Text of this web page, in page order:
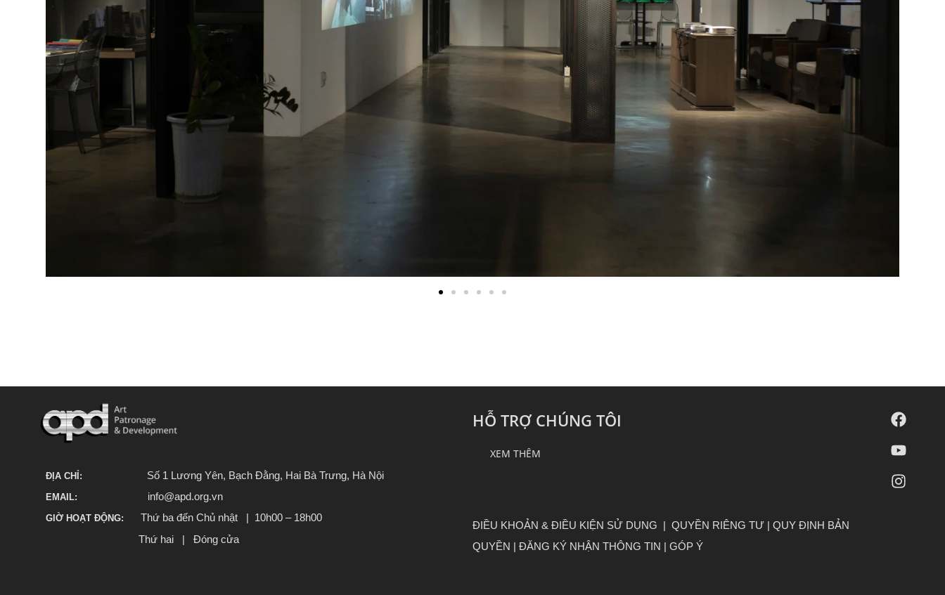
ĐỊA CHỈ: Số 1 Lương Yên, Bạch Đằng, Hai Bà Trưng, Hà Nội
EMAIL: info@apd.org.vn
GIỜ HOẠT ĐỘNG:
Thứ ba đến Chủ nhật | 10h00 – 18h00
Thứ hai | Đóng cửa
HỖ TRỢ CHÚNG TÔI
XEM THÊM
ĐIỀU KHOẢN & ĐIỀU KIỆN SỬ DỤNG |QUYỀN RIÊNG TƯ |QUY ĐỊNH BẢN
QUYỀN |ĐĂNG KÝ NHẬN THÔNG TIN |GÓP Ý